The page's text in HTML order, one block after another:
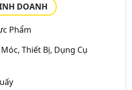
DOANH
Phẩm
Thiết Bị, Dụng Cụ